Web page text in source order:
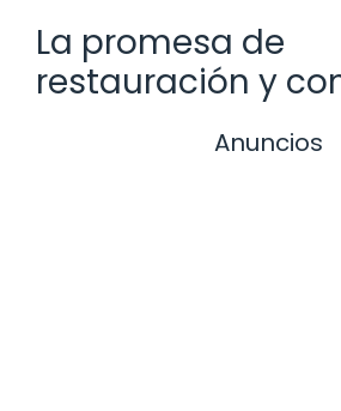
La promesa de
restauración y
Anuncios